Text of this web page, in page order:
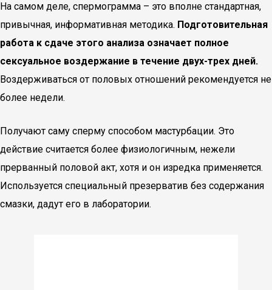
На самом деле, спермограмма – это вполне стандартная,
привычная, информативная методика. Подготовительная
работа к сдаче этого анализа означает полное
сексуальное воздержание в течение двух-трех дней.
Воздерживаться от половых отношений рекомендуется не
более недели.
Получают саму сперму способом мастурбации. Это
действие считается более физиологичным, нежели
прерванный половой акт, хотя и он изредка применяется.
Используется специальный презерватив без содержания
смазки, дадут его в лаборатории.